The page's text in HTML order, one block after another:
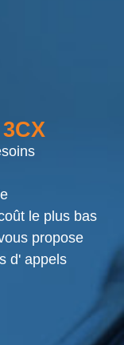
le plus bas
propose
d' appels